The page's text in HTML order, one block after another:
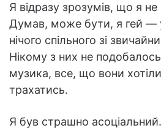
Я відразу зрозумів, що я не
Думав, може бути, я гей —
нічого спільного зі
Нікому з них не
музика, все, що вони
трахатись.
Я був страшно